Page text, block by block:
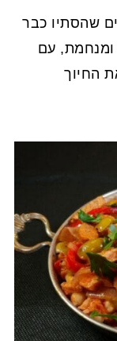
שהסתיו כבר
ומנחמת, עם
החיוך